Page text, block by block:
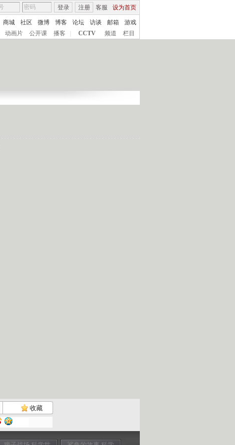
客服 设为首页
登录 注册
商城 社区 微博 博客 论坛 访谈 邮箱
游戏
动画片 公开课 播客 CCTV 频道 栏目
收藏